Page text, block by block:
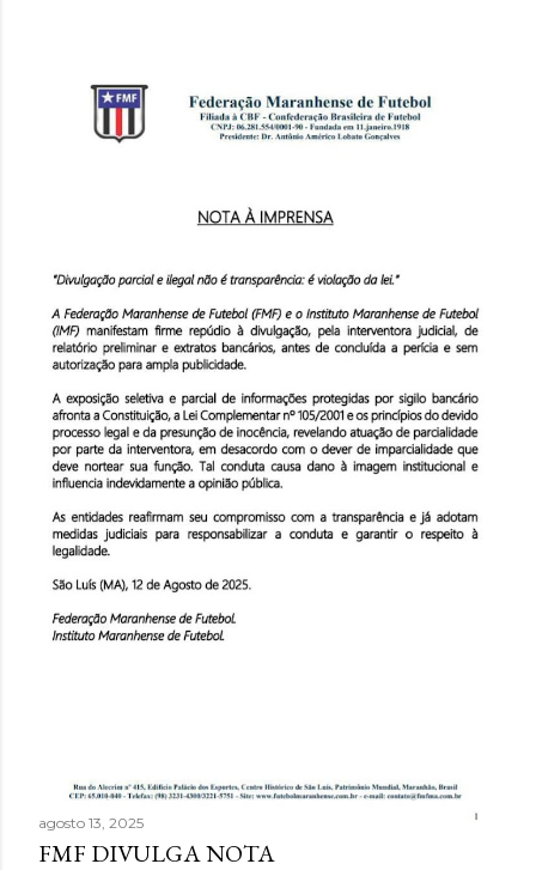
agosto 13, 2025
FMF DIVULGA NOTA